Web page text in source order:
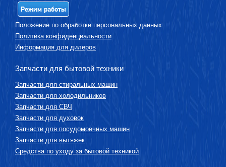
Режим работы
Положение по обработке персональных данных
Политика конфиденциальности
Информация для дилеров
Запчасти для бытовой техники
Запчасти для стиральных машин
Запчасти для холодильников
Запчасти для СВЧ
Запчасти для духовок
Запчасти для посудомоечных машин
Запчасти для вытяжек
Средства по уходу за бытовой техникой